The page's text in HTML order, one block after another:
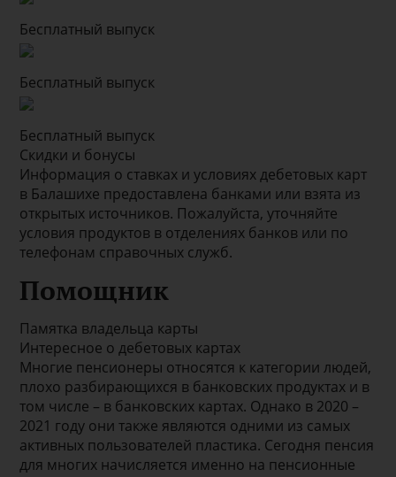
Бесплатный выпуск
Бесплатный выпуск
Бесплатный выпуск
Скидки и бонусы
Информация о ставках и условиях дебетовых карт
в Балашихе предоставлена банками или взята из
открытых источников. Пожалуйста, уточняйте
условия продуктов в отделениях банков или по
телефонам справочных служб.
Помощник
Памятка владельца карты
Интересное о дебетовых картах
Многие пенсионеры относятся к категории людей,
плохо разбирающихся в банковских продуктах и в
том числе – в банковских картах. Однако в 2020 –
2021 году они также являются одними из самых
активных пользователей пластика. Сегодня пенсия
для многих начисляется именно на пенсионные